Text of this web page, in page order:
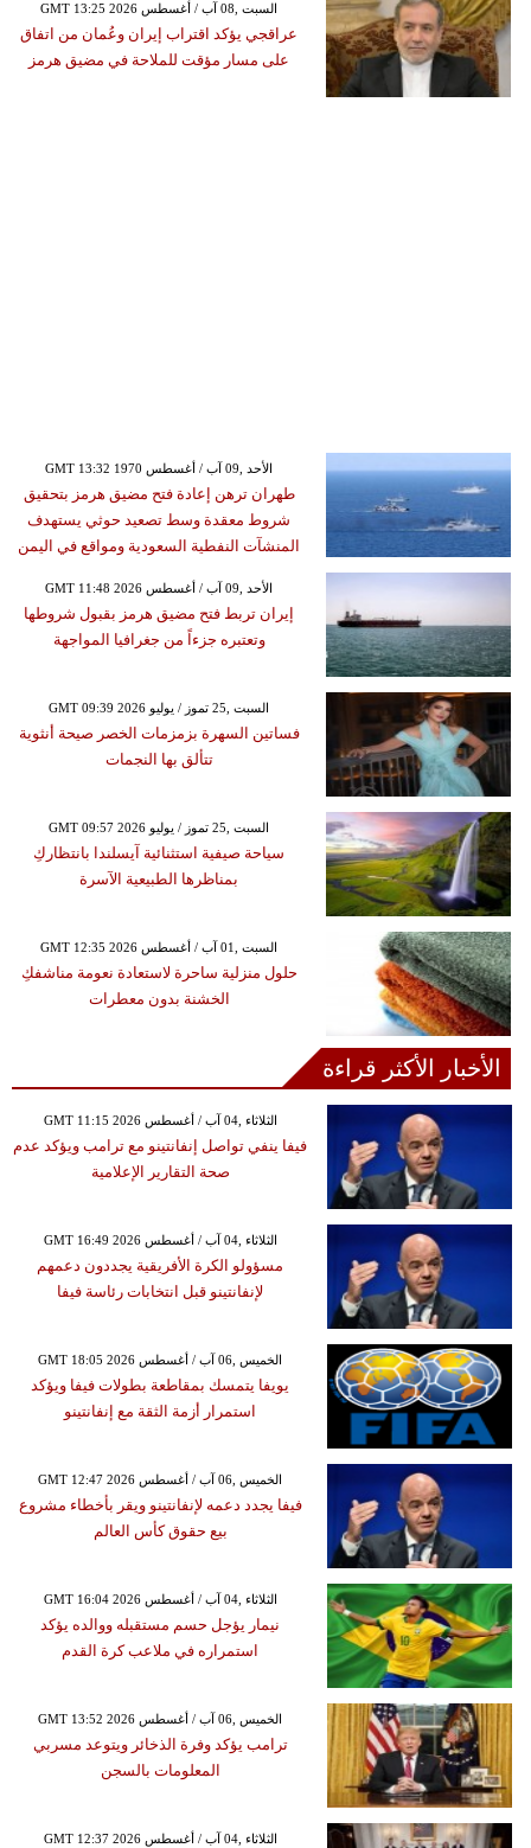
GMT 13:25 2026 السبت ,08 آب / أغسطس
عراقجي يؤكد اقتراب إيران وعُمان من اتفاق
على مسار مؤقت للملاحة في مضيق هرمز
GMT 13:32 1970 الأحد ,09 آب / أغسطس
طهران ترهن إعادة فتح مضيق هرمز بتحقيق
شروط معقدة وسط تصعيد حوثي يستهدف
المنشآت النفطية السعودية ومواقع في اليمن
GMT 11:48 2026 الأحد ,09 آب / أغسطس
إيران تربط فتح مضيق هرمز بقبول شروطها
وتعتبره جزءاً من جغرافيا المواجهة
GMT 09:39 2026 السبت ,25 تموز / يوليو
فساتين السهرة بزمزمات الخصر صيحة أنثوية
تتألق بها النجمات
GMT 09:57 2026 السبت ,25 تموز / يوليو
سياحة صيفية استثنائية آيسلندا بانتظاركِ
بمناظرها الطبيعية الآسرة
GMT 12:35 2026 السبت ,01 آب / أغسطس
حلول منزلية ساحرة لاستعادة نعومة مناشفكِ
الخشنة بدون معطرات
الأخبار الأكثر قراءة
GMT 11:15 2026 الثلاثاء ,04 آب / أغسطس
فيفا ينفي تواصل إنفانتينو مع ترامب ويؤكد عدم
صحة التقارير الإعلامية
GMT 16:49 2026 الثلاثاء ,04 آب / أغسطس
مسؤولو الكرة الأفريقية يجددون دعمهم
لإنفانتينو قبل انتخابات رئاسة فيفا
GMT 18:05 2026 الخميس ,06 آب / أغسطس
يويفا يتمسك بمقاطعة بطولات فيفا ويؤكد
استمرار أزمة الثقة مع إنفانتينو
GMT 12:47 2026 الخميس ,06 آب / أغسطس
فيفا يجدد دعمه لإنفانتينو ويقر بأخطاء مشروع
بيع حقوق كأس العالم
GMT 16:04 2026 الثلاثاء ,04 آب / أغسطس
نيمار يؤجل حسم مستقبله ووالده يؤكد
استمراره في ملاعب كرة القدم
GMT 13:52 2026 الخميس ,06 آب / أغسطس
ترامب يؤكد وفرة الذخائر ويتوعد مسربي
المعلومات بالسجن
GMT 12:37 2026 الثلاثاء ,04 آب / أغسطس